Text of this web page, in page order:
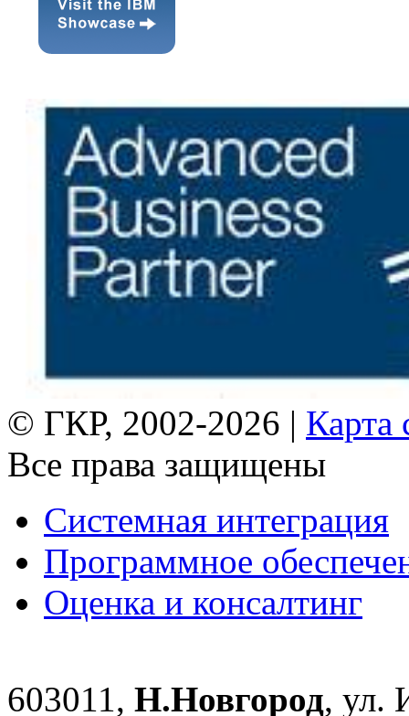
© ГКР, 2002-2026 | Карта
Все права защищены
Системная интеграция
Программное
Оценка и консалтинг
603011, Н.Новгород, ул.